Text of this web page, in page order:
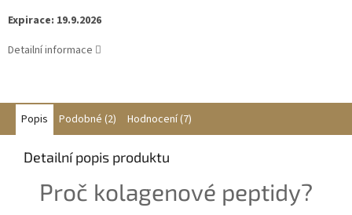
Expirace: 19.9.2026
Detailní informace
Popis Podobné (2) Hodnocení (7)
Detailní popis produktu
Proč kolagenové peptidy?